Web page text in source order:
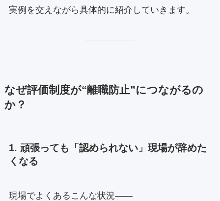
実例を交えながら具体的に紹介していきます。
なぜ評価制度が“離職防止”につながるの
か？
1. 頑張っても「認められない」現場が辞めた
くなる
現場でよくあるこんな状況——